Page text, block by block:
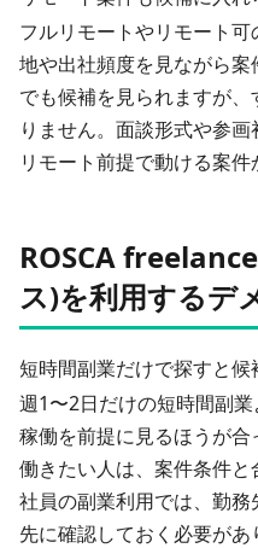
フルリモートやリモート
地や出社頻度を見ながら
でも候補を見られますが
りません。面談形式や参画
リモート前提で動ける案件
ROSCA
ス)を利用するデ
短時間副業だけで探すと候
週1〜2日だけの短時間副
稼働を前提に見るほうが
働きたい人は、案件条件
社員の副業利用では、勤
先に確認しておく必要があ